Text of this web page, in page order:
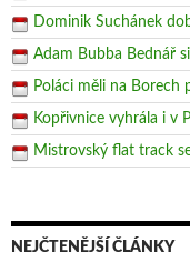
Dominik Suchánek
Adam Bubba Bednář
Poláci měli na Borech
Kopřivnice vyhrála i v
Mistrovský flat track
NEJČTENĚJŠÍ ČLÁNKY